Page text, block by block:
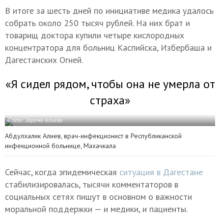
В итоге за шесть дней по инициативе медика удалось
собрать около 250 тысяч рублей. На них брат и
товарищ доктора купили четыре кислородных
концентратора для больниц Каспийска, Избербаша и
Дагестанских Огней.
«Я сидел рядом, чтобы она не умерла от
страха»
Фото: Зарема Алиева
Абдулхалик Алиев, врач-инфекционист в Республиканской
инфекционной больнице, Махачкала
Сейчас, когда эпидемическая ситуация в Дагестане
стабилизировалась, тысячи комментаторов в
социальных сетях пишут в основном о важности
моральной поддержки — и медики, и пациенты.